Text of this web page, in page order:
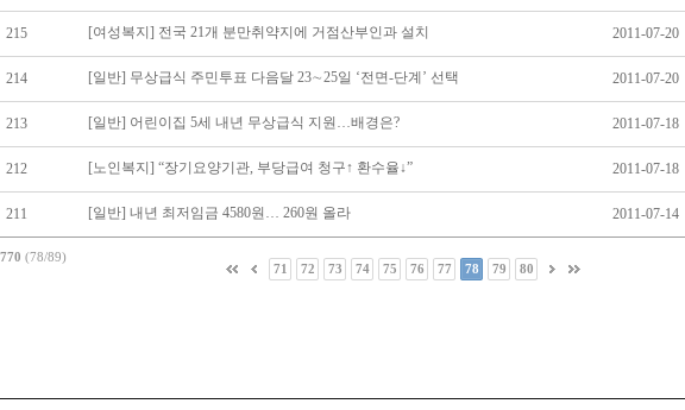
215 [여성복지] 전국 21개 분만취약지에 거점산부인과 설치 2011-07-20
214 [일반] 무상급식 주민투표 다음달 23∼25일 ‘전면-단계’ 선택 2011-07-20
213 [일반] 어린이집 5세 내년 무상급식 지원…배경은? 2011-07-18
212 [노인복지] “장기요양기관, 부당급여 청구↑ 환수율↓” 2011-07-18
211 [일반] 내년 최저임금 4580원… 260원 올라 2011-07-14
(78/89)
71
72 73 74 75 76 77 78 79 80